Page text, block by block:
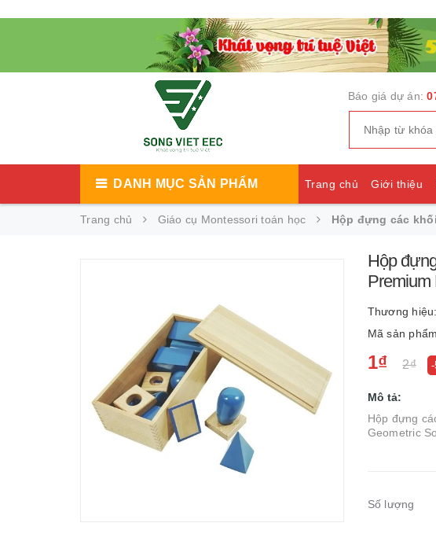
Báo giá dự án:
DANH MỤC SẢN PHẨM Trang chủ Giới thiệu
Cataloge
Trang chủ Giáo cụ Montessori toán học Hộp đựng các
Hộp
Premium
Thương hiệu:
Mã sản
1₫ 2₫
Mô tả:
Hộp đựng
Geometric
Số lượng